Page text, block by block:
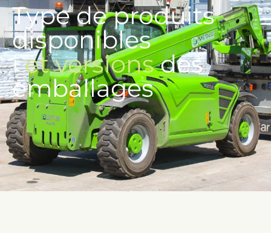
Type de produits
disponibles
iet versionsdes
emballages